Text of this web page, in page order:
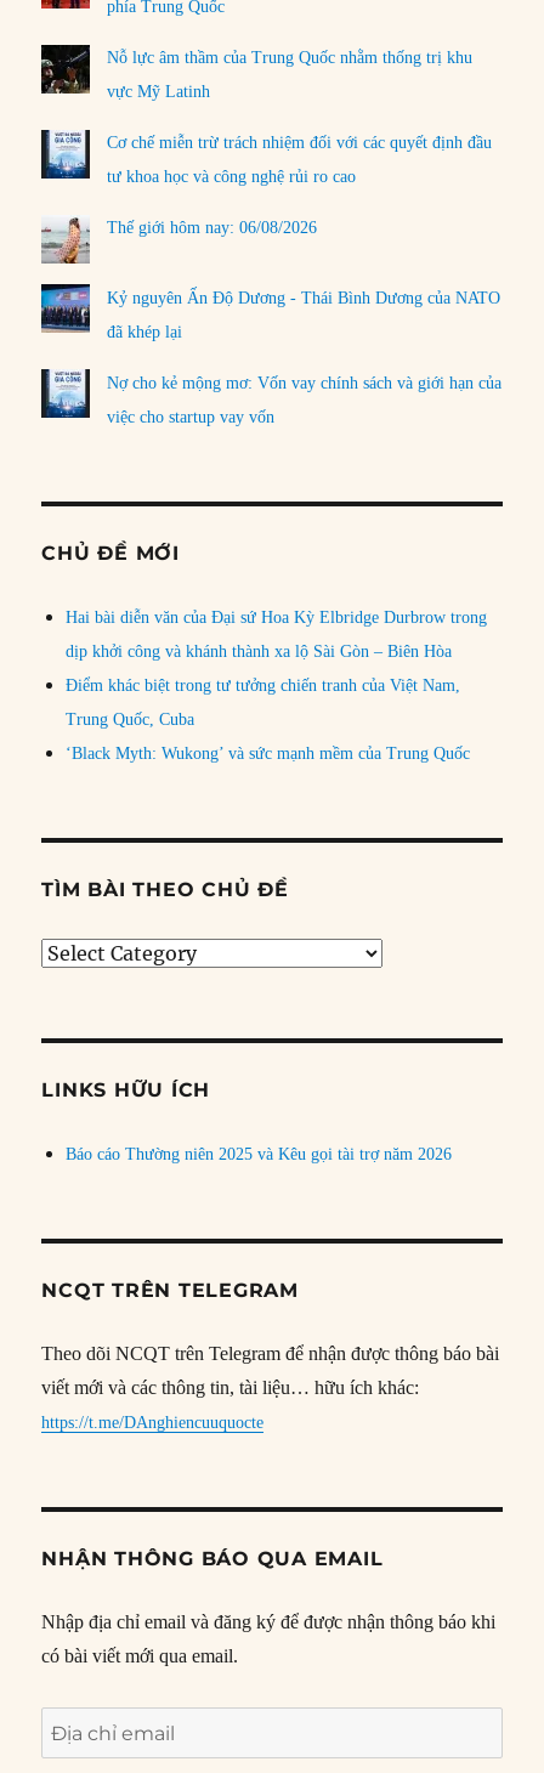
phía Trung Quốc
Nỗ lực âm thầm của Trung Quốc nhằm thống trị khu
vực Mỹ Latinh
Cơ chế miễn trừ trách nhiệm đối với các quyết định đầu
tư khoa học và công nghệ rủi ro cao
Thế giới hôm nay: 06/08/2026
Kỷ nguyên Ấn Độ Dương - Thái Bình Dương của NATO
đã khép lại
Nợ cho kẻ mộng mơ: Vốn vay chính sách và giới hạn của
việc cho startup vay vốn
CHỦ ĐỀ MỚI
Hai bài diễn văn của Đại sứ Hoa Kỳ Elbridge Durbrow trong
dịp khởi công và khánh thành xa lộ Sài Gòn – Biên Hòa
Điểm khác biệt trong tư tưởng chiến tranh của Việt Nam,
Trung Quốc, Cuba
‘Black Myth: Wukong’ và sức mạnh mềm của Trung Quốc
TÌM BÀI THEO CHỦ ĐỀ
Tìm
đề
LINKS HỮU ÍCH
Báo cáo Thường niên 2025 và Kêu gọi tài trợ năm 2026
NCQT TRÊN TELEGRAM
Theo dõi NCQT trên Telegram để nhận được thông báo bài
viết mới và các thông tin, tài liệu… hữu ích khác:
https://t.me/DAnghiencuuquocte
NHẬN THÔNG BÁO QUA EMAIL
Nhập địa chỉ email và đăng ký để được nhận thông báo khi
có bài viết mới qua email.
Địa
chỉ